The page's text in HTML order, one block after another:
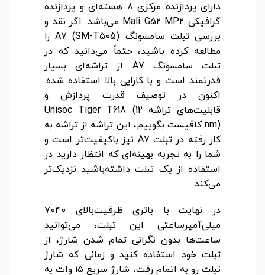
دارای پردازنده مرکزی 8 هسته‌ای و پردازنده
گرافیکی Mali G52 MP2 می‌باشد. اگر نقد و
بررسی تبلت سامسونگ A7 (SM-T505) را
مطالعه کرده باشید، حتماً می‌دانید که در
تبلت سامسونگ A7 از تراشه‌ای بسیار
قدرتمند است و با کارایی بالا استفاده شده.
اکنون در توصیف قدرت پردازش و
قابلیت‌های تراشه Unisoc Tiger T618 (12
nm) کافیست بگوییم، این تراشه از تراشه به
کار رفته در تبلت A7 نیز باکیفیت‌تر است و
شما را به تجربه‌ بهینه‌ای که انتظار دارید در
استفاده از یک تبلت داشته‌باشید نزدیک‌تر
می‌کند.
در نهایت با باتری ظرفیت‌بالای 7040
میلی‌آمپرساعتی این تبلت، می‌توانید
ساعت‌ها بدون نگرانی تمام شدن شارژ، از
تبلت خود استفاده کنید و زمانی که شارژ
تبلت رو به اتمام رفت، شارژ سریع 15 وات به